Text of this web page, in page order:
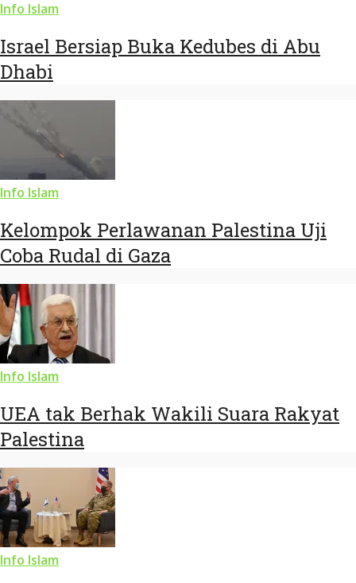
Info Islam
Israel Bersiap Buka Kedubes di Abu
Dhabi
Info Islam
Kelompok Perlawanan Palestina Uji
Coba Rudal di Gaza
Info Islam
UEA tak Berhak Wakili Suara Rakyat
Palestina
Info Islam